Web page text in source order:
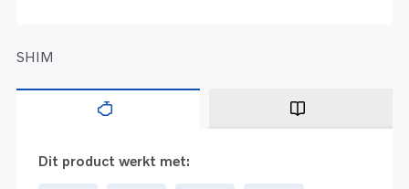
SHIM
Dit product werkt met: